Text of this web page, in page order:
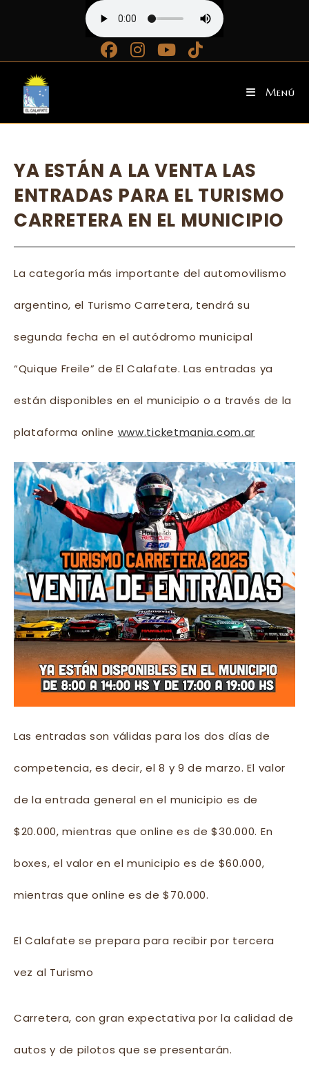
contenido
Menú
YA ESTÁN A LA VENTA LAS
ENTRADAS PARA EL TURISMO
CARRETERA EN EL MUNICIPIO
La categoría más importante del automovilismo
argentino, el Turismo Carretera, tendrá su
segunda fecha en el autódromo municipal
“Quique Freile” de El Calafate. Las entradas ya
están disponibles en el municipio o a través de la
plataforma online www.ticketmania.com.ar
Las entradas son válidas para los dos días de
competencia, es decir, el 8 y 9 de marzo. El valor
de la entrada general en el municipio es de
$20.000, mientras que online es de $30.000. En
boxes, el valor en el municipio es de $60.000,
mientras que online es de $70.000.
El Calafate se prepara para recibir por tercera
vez al Turismo
Carretera, con gran expectativa por la calidad de
autos y de pilotos que se presentarán.